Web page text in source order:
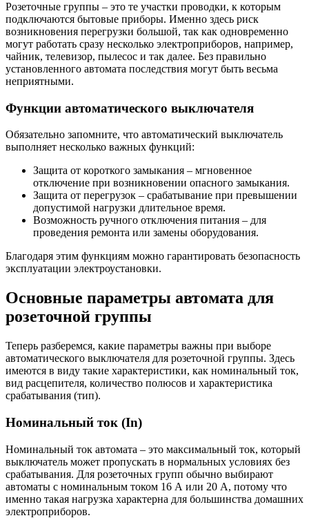
Розеточные группы – это те участки проводки, к которым
подключаются бытовые приборы. Именно здесь риск
возникновения перегрузки большой, так как одновременно
могут работать сразу несколько электроприборов, например,
чайник, телевизор, пылесос и так далее. Без правильно
установленного автомата последствия могут быть весьма
неприятными.
Функции автоматического выключателя
Обязательно запомните, что автоматический выключатель
выполняет несколько важных функций:
Защита от короткого замыкания – мгновенное
отключение при возникновении опасного замыкания.
Защита от перегрузок – срабатывание при превышении
допустимой нагрузки длительное время.
Возможность ручного отключения питания – для
проведения ремонта или замены оборудования.
Благодаря этим функциям можно гарантировать безопасность
эксплуатации электроустановки.
Основные параметры автомата для
розеточной группы
Теперь разберемся, какие параметры важны при выборе
автоматического выключателя для розеточной группы. Здесь
имеются в виду такие характеристики, как номинальный ток,
вид расцепителя, количество полюсов и характеристика
срабатывания (тип).
Номинальный ток (In)
Номинальный ток автомата – это максимальный ток, который
выключатель может пропускать в нормальных условиях без
срабатывания. Для розеточных групп обычно выбирают
автоматы с номинальным током 16 А или 20 А, потому что
именно такая нагрузка характерна для большинства домашних
электроприборов.